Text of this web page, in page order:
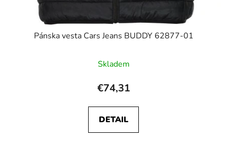
Pánska vesta Cars Jeans BUDDY 62877-01
Skladem
€74,31
DETAIL